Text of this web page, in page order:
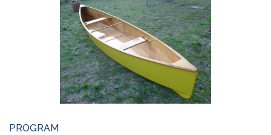
PROGRAM